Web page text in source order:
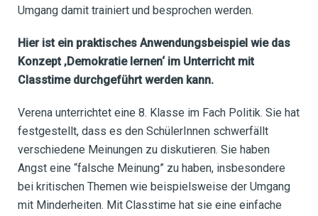
Umgang damit trainiert und besprochen werden.
Hier ist ein praktisches Anwendungsbeispiel wie das
Konzept ‚Demokratie lernen‘ im Unterricht mit
Classtime durchgeführt werden kann.
Verena unterrichtet eine 8. Klasse im Fach Politik. Sie hat
festgestellt, dass es den SchülerInnen schwerfällt
verschiedene Meinungen zu diskutieren. Sie haben
Angst eine “falsche Meinung” zu haben, insbesondere
bei kritischen Themen wie beispielsweise der Umgang
mit Minderheiten. Mit Classtime hat sie eine einfache